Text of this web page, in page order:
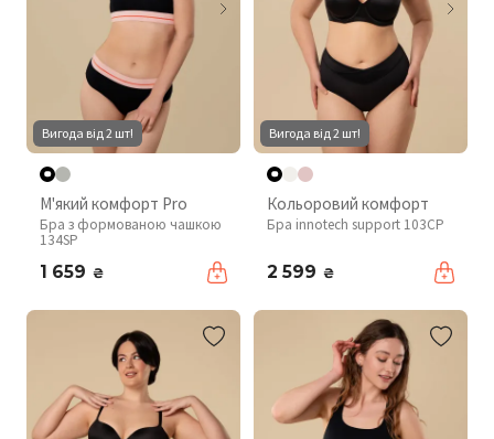
Вигода від 2 шт!
М'який комфорт Pro
Бра з формованою чашкою
134SP
1 659 ₴
Вигода від 2 шт!
Кольоровий комфорт
Бра innotech support 103CP
2 599 ₴